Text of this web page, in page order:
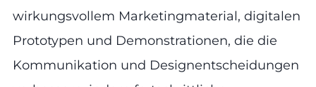
wirkungsvollem Marketingmaterial, digitalen
Prototypen und Demonstrationen, die die
Kommunikation und Designentscheidungen